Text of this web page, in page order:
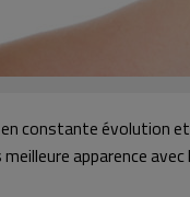
constante évolution
apparence